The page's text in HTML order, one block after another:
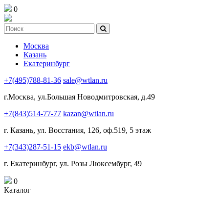
0
Москва
Казань
Екатеринбург
+7(495)788-81-36 sale@wtlan.ru
г.Москва, ул.Большая Новодмитровская, д.49
+7(843)514-77-77 kazan@wtlan.ru
г. Казань, ул. Восстания, 126, оф.519, 5 этаж
+7(343)287-51-15 ekb@wtlan.ru
г. Екатеринбург, ул. Розы Люксембург, 49
0
Каталог